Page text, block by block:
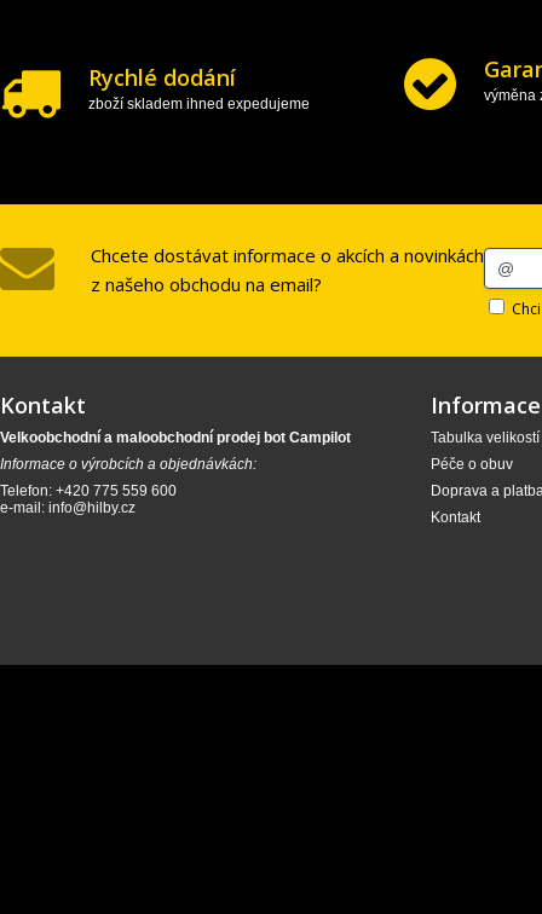
Rychlé dodání
zboží skladem ihned expedujeme výměna
Chcete dostávat informace o akcích a novinkách
z našeho obchodu na email?
Kontakt
Velkoobchodní a maloobchodní prodej bot Campilot
Informace o výrobcích a objednávkách:
Telefon: +420 775 559 600
e-mail: info@hilby.cz
Informace
Tabulka velikostí
Péče o obuv
Doprava a
Kontakt